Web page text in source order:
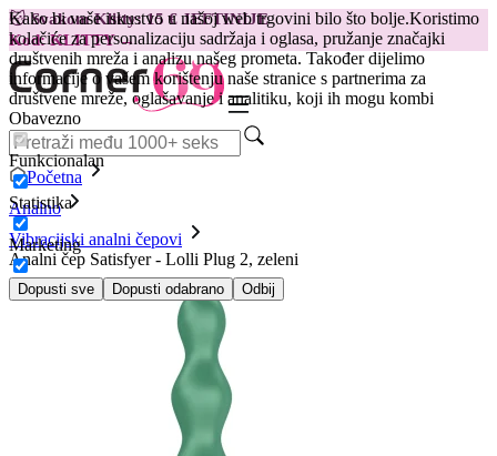
Kako bi vaše iskustvo u našoj web trgovini bilo što bolje.Koristimo
kolačiće za personalizaciju sadržaja i oglasa, pružanje značajki
društvenih mreža i analizu našeg prometa. Također dijelimo
informacije o vašem korištenju naše stranice s partnerima za
društvene mreže, oglašavanje i analitiku, koji ih mogu kombi
Obavezno
Funkcionalan
Statistika
Marketing
Dopusti sve Dopusti odabrano Odbij
😽Svakom Klitty: 15 € JEFTINIJE
Kod: KLITTY →
Početna
Analno
Vibracijski analni čepovi
Analni čep Satisfyer - Lolli Plug 2, zeleni